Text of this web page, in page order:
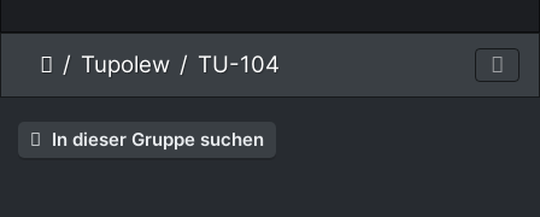
Tupolew TU-104
In dieser Gruppe suchen